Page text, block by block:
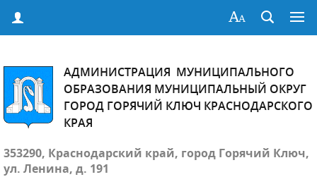
АДМИНИСТРАЦИЯ МУНИЦИПАЛЬНОГО
ОБРАЗОВАНИЯ МУНИЦИПАЛЬНЫЙ ОКРУГ
ГОРОД ГОРЯЧИЙ КЛЮЧ КРАСНОДАРСКОГО
КРАЯ
353290, Краснодарский край, город Горячий Ключ,
ул. Ленина, д. 191